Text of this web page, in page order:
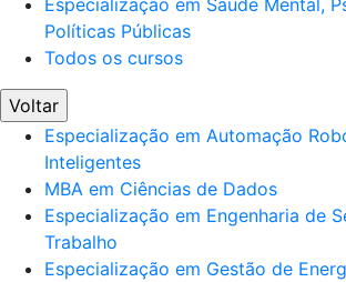
Especialização em Saúde Mental,
Políticas Públicas
Todos os cursos
Voltar
Especialização em Automação
Inteligentes
MBA em Ciências de Dados
Especialização em Engenharia de
Trabalho
Especialização em Gestão de